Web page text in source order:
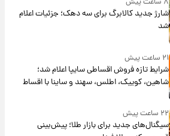
شارژ جدید کالابرگ برای سه دهک؛ جزئیات اعلام
شد
۲۱ ساعت پیش
شرایط تازه فروش اقساطی سایپا اعلام شد؛
شاهین، کوییک، اطلس، سهند و ساینا با اقساط
بلندمدت + جدول
۲۲ ساعت پیش
سیگنال‌های جدید برای بازار طلا؛ پیش‌بینی